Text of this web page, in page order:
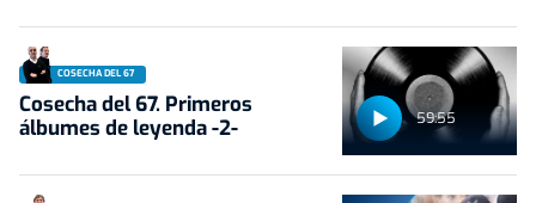
59:55
COSECHA DEL 67
Cosecha del 67. Primeros
álbumes de leyenda -2-